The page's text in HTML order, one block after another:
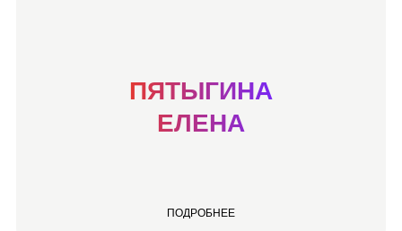
ПЯТЫГИНА
ЕЛЕНА
ПОДРОБНЕЕ